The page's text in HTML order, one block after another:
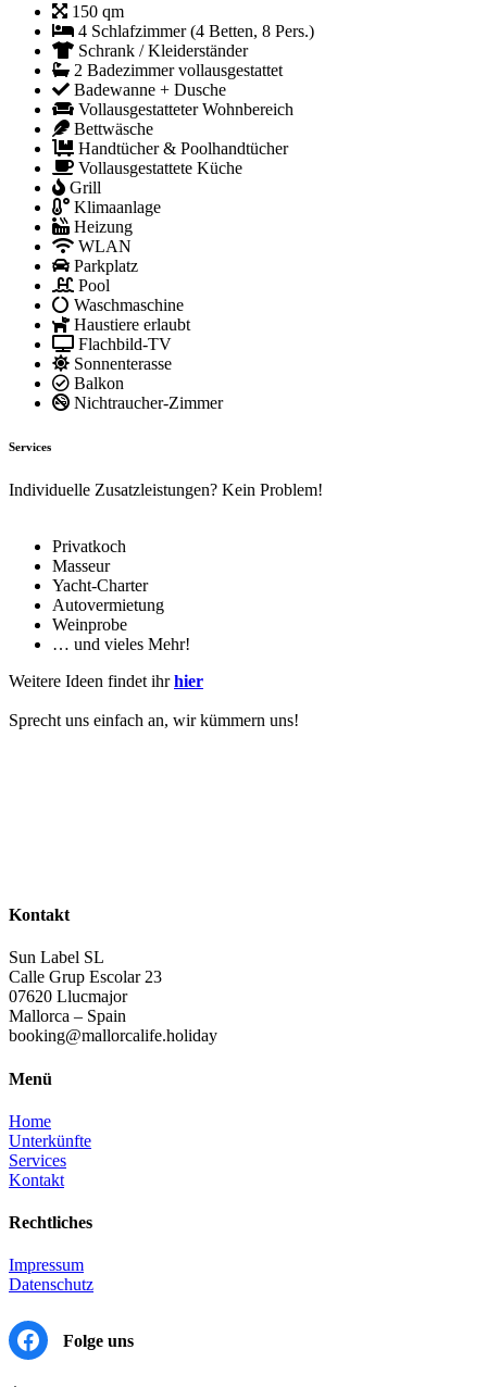
150 qm
4 Schlafzimmer (4 Betten, 8 Pers.)
Schrank / Kleiderständer
2 Badezimmer vollausgestattet
Badewanne + Dusche
Vollausgestatteter Wohnbereich
Bettwäsche
Handtücher & Poolhandtücher
Vollausgestattete Küche
Grill
Klimaanlage
Heizung
WLAN
Parkplatz
Pool
Waschmaschine
Haustiere erlaubt
Flachbild-TV
Sonnenterasse
Balkon
Nichtraucher-Zimmer
Services
Individuelle Zusatzleistungen? Kein Problem!
Privatkoch
Masseur
Yacht-Charter
Autovermietung
Weinprobe
… und vieles Mehr!
Weitere Ideen findet ihrhier
Sprecht uns einfach an, wir kümmern uns!
Kontakt
Sun Label SL
Calle Grup Escolar 23
07620 Llucmajor
Mallorca – Spain
booking@mallorcalife.holiday
Menü
Home
Unterkünfte
Services
Kontakt
Rechtliches
Impressum
Datenschutz